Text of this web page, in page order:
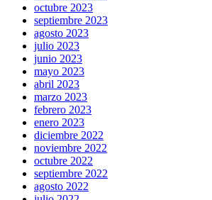
octubre 2023
septiembre 2023
agosto 2023
julio 2023
junio 2023
mayo 2023
abril 2023
marzo 2023
febrero 2023
enero 2023
diciembre 2022
noviembre 2022
octubre 2022
septiembre 2022
agosto 2022